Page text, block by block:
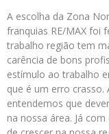
A escolha da Zona
franquias RE/MAX foi
trabalho região tem
carência de bons
estímulo ao trabalho
que é um erro crasso.
entendemos que
na nossa área. Já